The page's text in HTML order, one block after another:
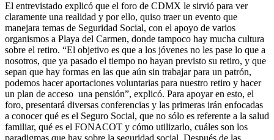
El entrevistado explicó que el foro de CDMX le sirvió para ver
claramente una realidad y por ello, quiso traer un evento que
manejara temas de Seguridad Social, con el apoyo de varios
organismos a Playa del Carmen, donde tampoco hay mucha cultura
sobre el retiro. “El objetivo es que a los jóvenes no les pase lo que a
nosotros, que ya pasado el tiempo no hayan previsto su retiro, y que
sepan que hay formas en las que aún sin trabajar para un patrón,
podemos hacer aportaciones voluntarias para nuestro retiro y hacer
un plan de acceso una pensión”, explicó. Para apoyar en esto, el
foro, presentará diversas conferencias y las primeras irán enfocadas
a conocer qué es el Seguro Social, que no sólo es referente a la salud
familiar, qué es el FONACOT y cómo utilizarlo, cuáles son los